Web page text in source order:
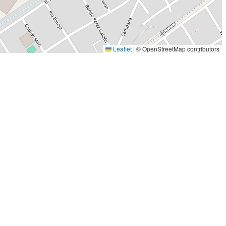
Leaflet | © OpenStreetMap contributors